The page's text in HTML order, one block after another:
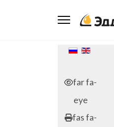
Выберите язык
far fa-
eye
fas fa-